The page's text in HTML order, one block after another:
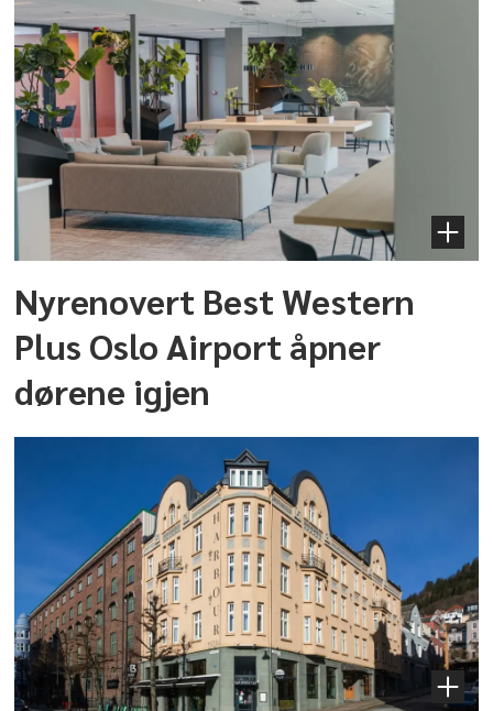
Nyrenovert Best Western
Plus Oslo Airport åpner
dørene igjen